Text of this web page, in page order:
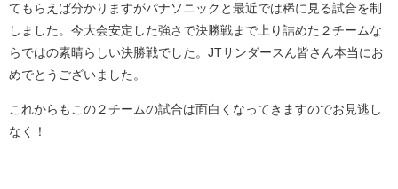
てもらえば分かりますがパナソニックと最近では稀に見る試合を制
しました。今大会安定した強さで決勝戦まで上り詰めた２チームな
らではの素晴らしい決勝戦でした。JTサンダースん皆さん本当にお
めでとうございました。
これからもこの２チームの試合は面白くなってきますのでお見逃し
なく！